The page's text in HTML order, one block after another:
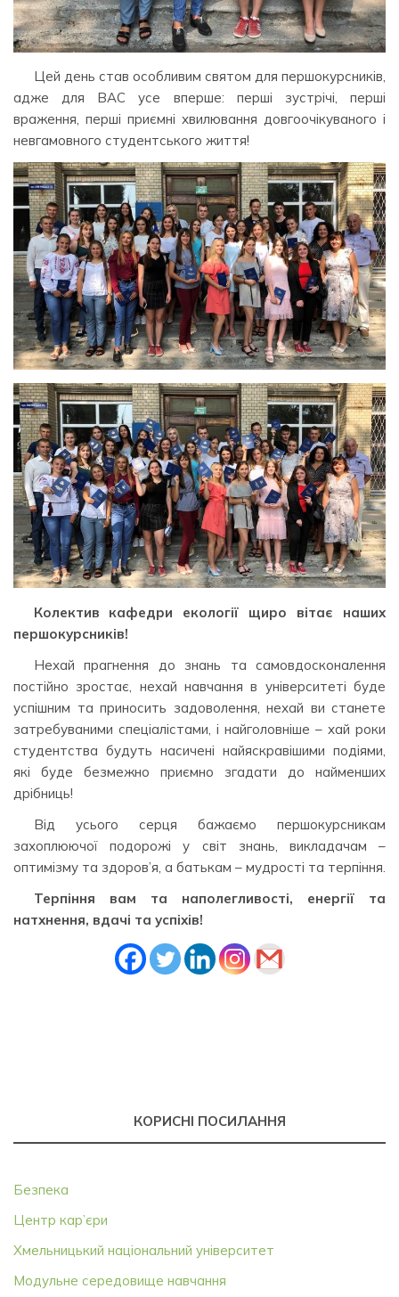
Цей день став особливим святом для першокурсників,
адже для ВАС усе вперше: перші зустрічі, перші
враження, перші приємні хвилювання довгоочікуваного і
невгамовного студентського життя!
Колектив кафедри екології щиро вітає наших
першокурсників!
Нехай прагнення до знань та самовдосконалення
постійно зростає, нехай навчання в університеті буде
успішним та приносить задоволення, нехай ви станете
затребуваними спеціалістами, і найголовніше – хай роки
студентства будуть насичені найяскравішими подіями,
які буде безмежно приємно згадати до найменших
дрібниць!
Від усього серця бажаємо першокурсникам
захоплюючої подорожі у світ знань, викладачам –
оптимізму та здоров’я, а батькам – мудрості та терпіння.
Терпіння вам та наполегливості, енергії та
натхнення, вдачі та успіхів!
КОРИСНІ ПОСИЛАННЯ
Безпека
Центр кар’єри
Хмельницький національний університет
Модульне середовище навчання